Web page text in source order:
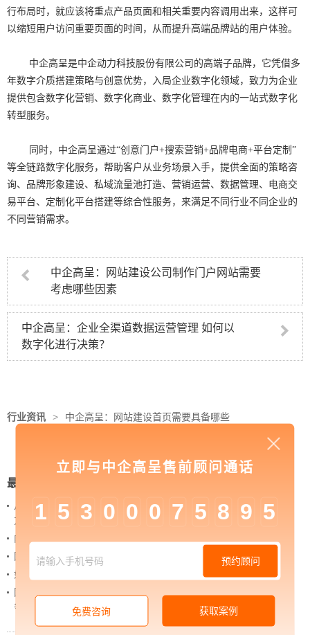
行布局时，就应该将重点产品页面和相关重要内容调用出来，这样可
以缩短用户访问重要页面的时间，从而提升高端品牌站的用户体验。
中企高呈是中企动力科技股份有限公司的高端子品牌，它凭借多
年数字介质搭建策略与创意优势，入局企业数字化领域，致力为企业
提供包含数字化营销、数字化商业、数字化管理在内的一站式数字化
转型服务。
同时，中企高呈通过“创意门户+搜索营销+品牌电商+平台定制”
等全链路数字化服务，帮助客户从业务场景入手，提供全面的策略咨
询、品牌形象建设、私域流量池打造、营销运营、数据管理、电商交
易平台、定制化平台搭建等综合性服务，来满足不同行业不同企业的
不同营销需求。
中企高呈：网站建设公司制作门户网站需要
考虑哪些因素
中企高呈：企业全渠道数据运营管理 如何以
数字化进行决策？
行业资讯 >
中企高呈：网站建设首页需要具备哪些
最新新闻
从 “黑神话：悟空” 的成功，看企业网站如何撬动品牌
力量
内容管理：媒体资讯网站搭建的隐藏大BOSS
网站进化的终极形态，你了解吗？
如何借助设计服务打造超级品牌？
网站上线后，如何做好运营工作，让网站持续具备竞
争力？
立即与中企高呈售前顾问通话
1 5 3 0 0 0 7 5 8 9 5
预约顾问
免费咨询 获取案例